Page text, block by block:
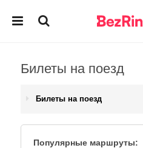
Билеты на поезд
Билеты на поезд
Популярные маршруты: